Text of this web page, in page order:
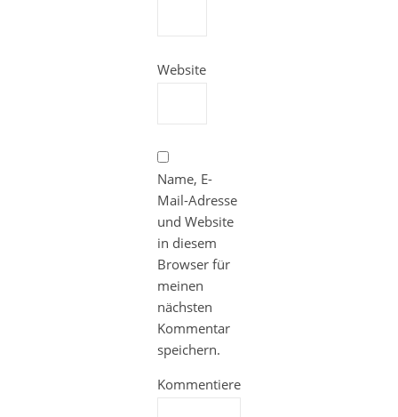
Website
Name, E-
Mail-Adresse
und Website
in diesem
Browser für
meinen
nächsten
Kommentar
speichern.
Kommentieren